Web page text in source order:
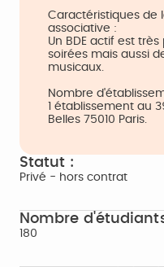
Caractéristiques de
associative :
Un BDE actif est
soirées mais aussi
musicaux.
Nombre
1 établissement au
Belles 75010 Paris.
Statut :
Privé - hors contrat
Nombre
180